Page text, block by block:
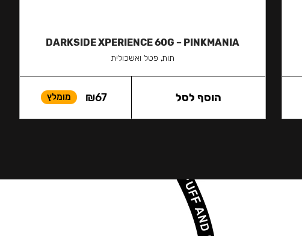
DARKSIDE XPERIENCE 60G – PINKMANIA
תות, פטל ואשכולית
₪67 מומלץ הוסף לסל